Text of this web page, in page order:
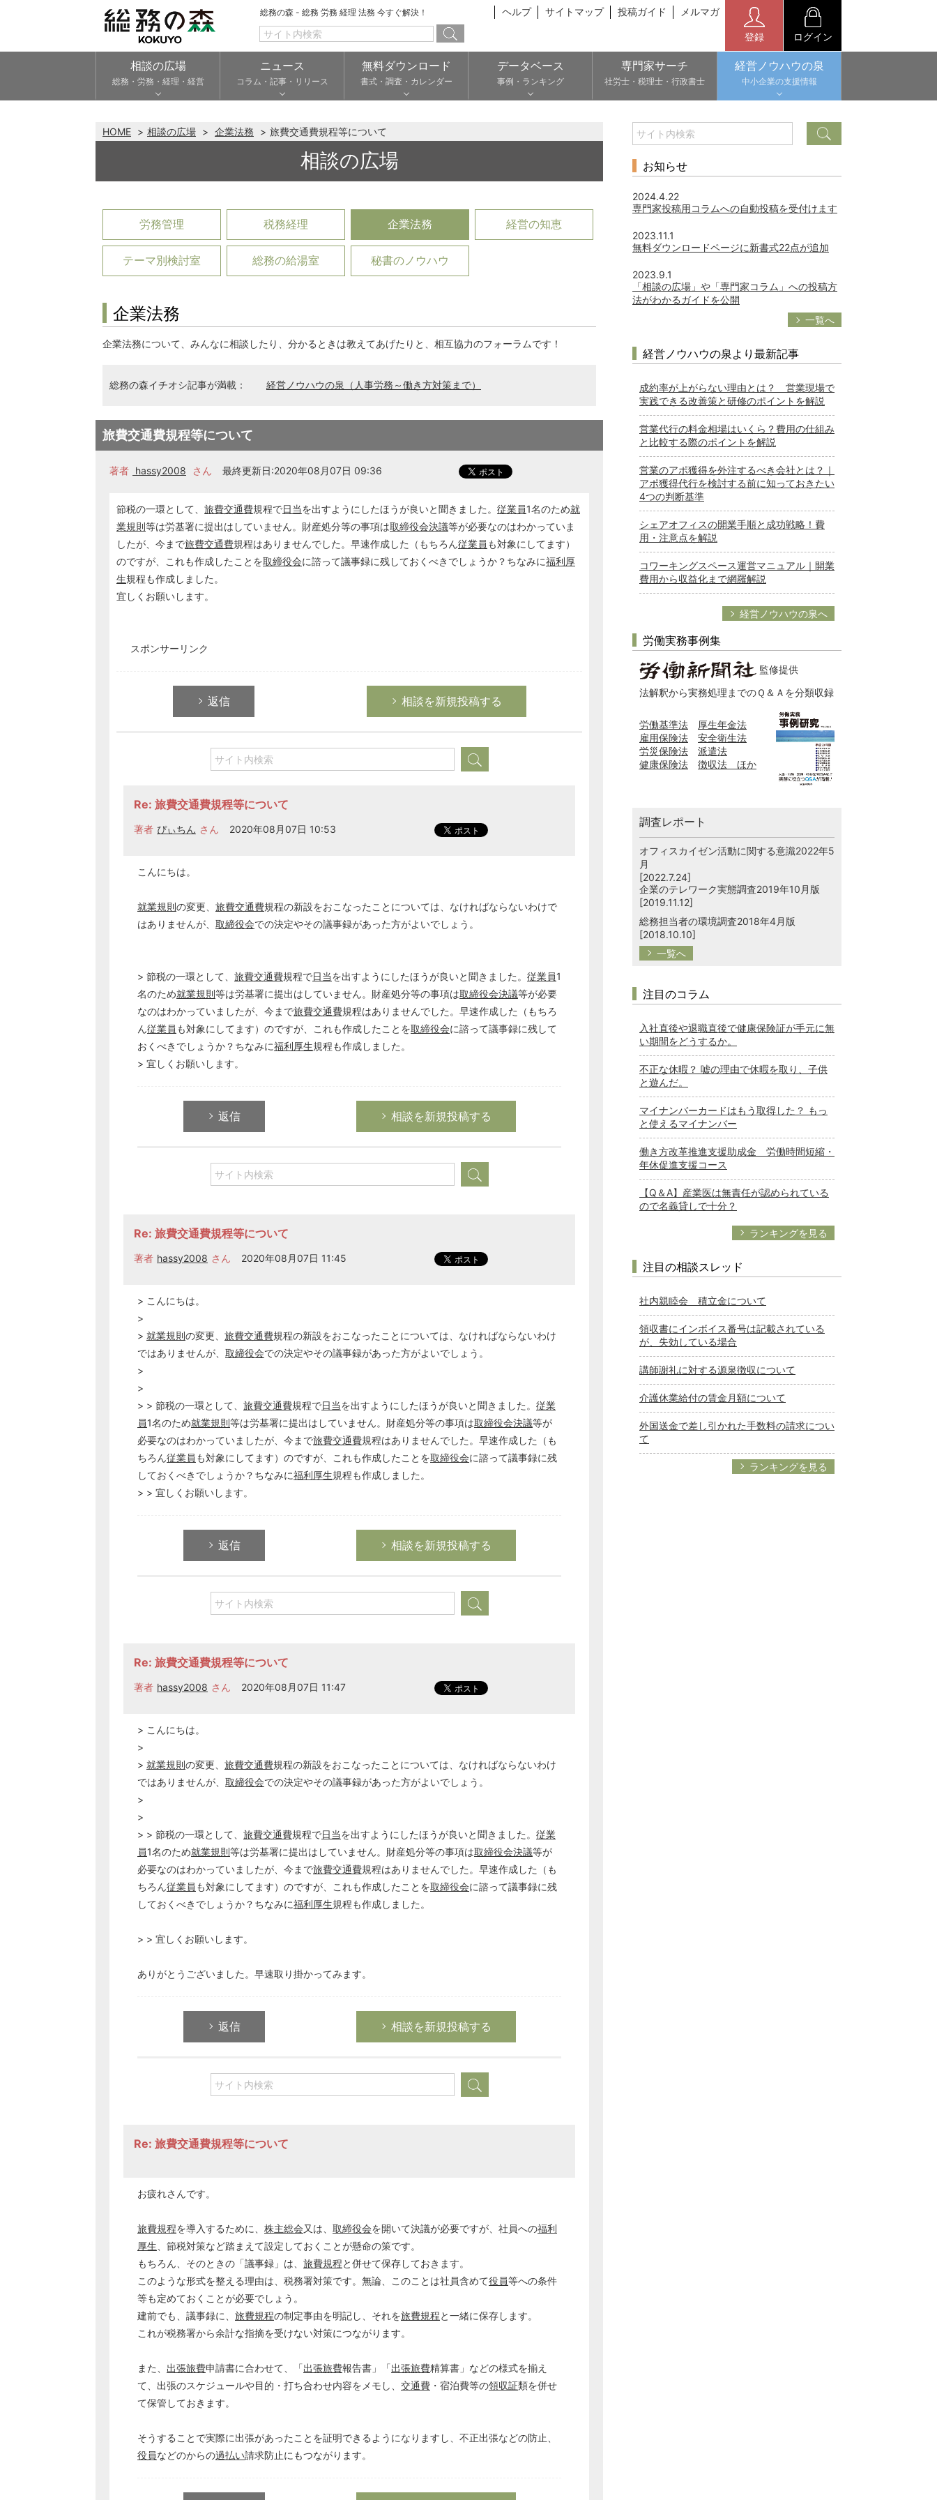
総務の森 - 総務 労務 経理 法務 今すぐ解決！ ヘルプ サイトマップ 投稿ガイド メルマガ
登録 ログイン
相談の広場
総務・労務・経理・経営
ニュース
コラム・記事・リリース
無料ダウンロード
書式・調査・カレンダー
データベース
事例・ランキング
専門家サーチ
社労士・税理士・行政書士
経営ノウハウの泉
中小企業の支援情報
HOME 相談の広場 企業法務 旅費交通費規程等について
相談の広場
労務管理 税務経理 企業法務 経営の知恵
テーマ別検討室 総務の給湯室 秘書のノウハウ
企業法務
企業法務について、みんなに相談したり、分かるときは教えてあげたりと、相互協力のフォーラムです！
総務の森イチオシ記事が満載： 経営ノウハウの泉（人事労務～働き方対策まで）
旅費交通費規程等について
著者 hassy2008 さん 最終更新日:2020年08月07日 09:36
節税の一環として、 旅費交通費規程で日当を出すようにしたほうが良いと聞きました。 従業員1名のため就
業規則等は労基署に提出はしていません。財産処分等の事項は取締役会決議等が必要なのはわかっていま
したが、今まで旅費交通費規程はありませんでした。早速作成した（もちろん従業員 も対象にしてます）
のですが、これも作成したことを取締役会に諮って議事録に残しておくべきでしょうか？ちなみに福利厚
生規程も作成しました。
宜しくお願いします。
スポンサーリンク
返信 相談を新規投稿する
Re: 旅費交通費規程等について
著者 ぴぃちん さん 2020年08月07日 10:53
こんにちは。
就業規則の変更、 旅費交通費規程の新設をおこなったことについては、なければならないわけで
はありませんが、 取締役会での決定やその議事録があった方がよいでしょう。
> 節税の一環として、 旅費交通費規程で日当を出すようにしたほうが良いと聞きました。 従業員1
名のため就業規則等は労基署に提出はしていません。財産処分等の事項は取締役会決議等が必要
なのはわかっていましたが、今まで旅費交通費規程はありませんでした。早速作成した（もちろ
ん従業員 も対象にしてます）のですが、これも作成したことを取締役会に諮って議事録に残して
おくべきでしょうか？ちなみに福利厚生規程も作成しました。
> 宜しくお願いします。
返信 相談を新規投稿する
Re: 旅費交通費規程等について
著者 hassy2008 さん 2020年08月07日 11:45
> こんにちは。
>
> 就業規則の変更、 旅費交通費規程の新設をおこなったことについては、なければならないわけ
ではありませんが、 取締役会での決定やその議事録があった方がよいでしょう。
>
>
> > 節税の一環として、 旅費交通費規程で日当を出すようにしたほうが良いと聞きました。 従業
員1名のため就業規則等は労基署に提出はしていません。財産処分等の事項は取締役会決議等が
必要なのはわかっていましたが、今まで旅費交通費規程はありませんでした。早速作成した（も
ちろん従業員 も対象にしてます）のですが、これも作成したことを取締役会に諮って議事録に残
しておくべきでしょうか？ちなみに福利厚生規程も作成しました。
> > 宜しくお願いします。
返信 相談を新規投稿する
Re: 旅費交通費規程等について
著者 hassy2008 さん 2020年08月07日 11:47
> こんにちは。
>
> 就業規則の変更、 旅費交通費規程の新設をおこなったことについては、なければならないわけ
ではありませんが、 取締役会での決定やその議事録があった方がよいでしょう。
>
>
> > 節税の一環として、 旅費交通費規程で日当を出すようにしたほうが良いと聞きました。 従業
員1名のため就業規則等は労基署に提出はしていません。財産処分等の事項は取締役会決議等が
必要なのはわかっていましたが、今まで旅費交通費規程はありませんでした。早速作成した（も
ちろん従業員 も対象にしてます）のですが、これも作成したことを取締役会に諮って議事録に残
しておくべきでしょうか？ちなみに福利厚生規程も作成しました。
> > 宜しくお願いします。
ありがとうございました。早速取り掛かってみます。
返信 相談を新規投稿する
Re: 旅費交通費規程等について
お疲れさんです。
旅費規程を導入するために、 株主総会又は、 取締役会を開いて決議が必要ですが、社員への福利
厚生 、節税対策など踏まえて設定しておくことが懸命の策です。
もちろん、そのときの「議事録」は、 旅費規程と併せて保存しておきます。
このような形式を整える理由は、税務署対策です。無論、このことは社員含めて役員等への条件
等も定めておくことが必要でしょう。
建前でも、議事録に、 旅費規程の制定事由を明記し、それを旅費規程と一緒に保存します。
これが税務署から余計な指摘を受けない対策につながります。
また、 出張旅費申請書に合わせて、「出張旅費報告書」「出張旅費精算書」などの様式を揃え
て、出張のスケジュールや目的・打ち合わせ内容をメモし、 交通費 ・宿泊費等の領収証類を併せ
て保管しておきます。
そうすることで実際に出張があったことを証明できるようになりますし、不正出張などの防止、
役員などのからの過払い請求防止にもつながります。
どのカテゴリーに投稿しますか？
税務経理
企業法務
秘書のノウハウ
お知らせ
2024.4.22
専門家投稿用コラムへの自動投稿を受付けます
2023.11.1
無料ダウンロードページに新書式22点が追加
2023.9.1
「相談の広場」や「専門家コラム」への投稿方
法がわかるガイドを公開
一覧へ
経営ノウハウの泉より最新記事
成約率が上がらない理由とは？ 営業現場で
実践できる改善策と研修のポイントを解説
営業代行の料金相場はいくら？費用の仕組み
と比較する際のポイントを解説
営業のアポ獲得を外注するべき会社とは？｜
アポ獲得代行を検討する前に知っておきたい
4つの判断基準
シェアオフィスの開業手順と成功戦略！費
用・注意点を解説
コワーキングスペース運営マニュアル｜開業
費用から収益化まで網羅解説
経営ノウハウの泉へ
労働実務事例集
監修提供
法解釈から実務処理までのＱ＆Ａを分類収録
労働基準法
厚生年金法
雇用保険法
安全衛生法
労災保険法
派遣法
健康保険法
徴収法 ほか
調査レポート
オフィスカイゼン活動に関する意識2022年5
月
[2022.7.24]
企業のテレワーク実態調査2019年10月版
[2019.11.12]
総務担当者の環境調査2018年4月版
[2018.10.10]
一覧へ
注目のコラム
入社直後や退職直後で健康保険証が手元に無
い期間をどうするか。
不正な休暇？ 嘘の理由で休暇を取り、子供
と遊んだ。
マイナンバーカードはもう取得した？ もっ
と使えるマイナンバー
働き方改革推進支援助成金 労働時間短縮・
年休促進支援コース
【Q＆A】産業医は無責任が認められている
ので名義貸しで十分？
ランキングを見る
注目の相談スレッド
社内親睦会 積立金について
領収書にインボイス番号は記載されている
が、失効している場合
講師謝礼に対する源泉徴収について
介護休業給付の賃金月額について
外国送金で差し引かれた手数料の請求につい
て
ランキングを見る